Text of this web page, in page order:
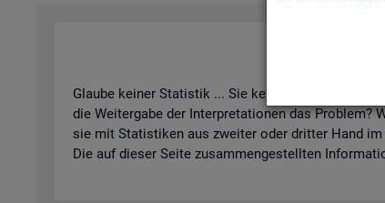
Glau­be kei­ner Sta­tis­tik ... Sie ken­nen die­sen
die Wei­ter­ga­be der In­ter­pre­ta­tio­nen das
sie mit Sta­tis­ti­ken aus zwei­ter oder drit­ter Hand
Die auf die­ser Seite zu­sam­men­ge­stell­ten